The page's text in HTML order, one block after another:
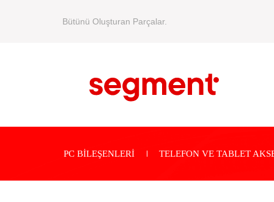
Bütünü Oluşturan Parçalar.
PC BİLEŞENLERİ TELEFON VE TABLET